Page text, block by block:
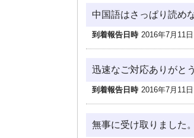
中国語はさっぱり読め
到着報告日時 2016年7月11
迅速なご対応ありがと
到着報告日時 2016年7月11
無事に受け取りました